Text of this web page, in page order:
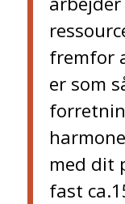
fremfor
er som
med dit
fast